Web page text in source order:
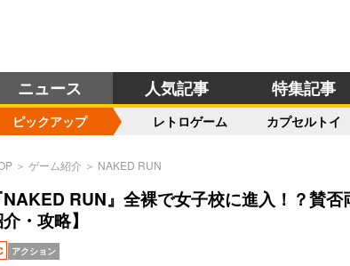
ニュース 人気記事 特集記事
ピックアップ レトロゲーム カプセルトイ
＞ ゲーム紹介 ＞ NAKED RUN
NAKED RUN』全裸で女子校に進入！？賛
・攻略】
アクション